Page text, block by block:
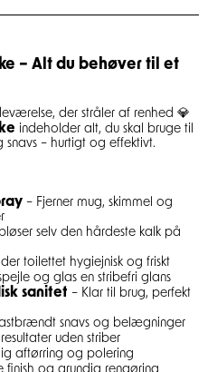
– Alt du behøver til et
der stråler af renhed 💎
indeholder alt, du skal bruge til
snavs – hurtigt og effektivt.
– Fjerner mug, skimmel og
selv den hårdeste kalk på
toilettet hygiejnisk og friskt
og glas en stribefri glans
sanitet – Klar til brug, perfekt
snavs og belægninger
uden striber
aftørring og polering